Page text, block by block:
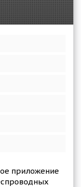
приложение